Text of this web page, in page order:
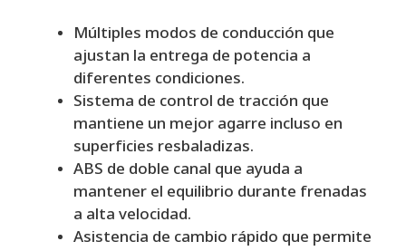
Múltiples modos de conducción que
ajustan la entrega de potencia a
diferentes condiciones.
Sistema de control de tracción que
mantiene un mejor agarre incluso en
superficies resbaladizas.
ABS de doble canal que ayuda a
mantener el equilibrio durante frenadas
a alta velocidad.
Asistencia de cambio rápido que permite